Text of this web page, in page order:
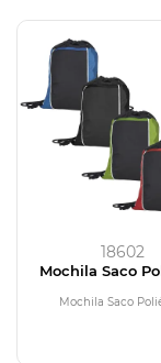
18602
Mochila Saco
Mochila Saco